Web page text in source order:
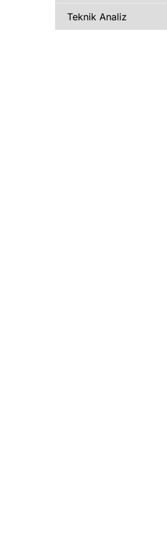
Teknik Analiz